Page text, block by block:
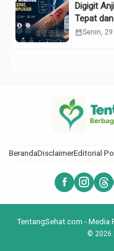
Digigit
Tepat
calendar_monthSenin,
BerandaDisclaimerEditorial
TentangSehat.com - Media
© 2026